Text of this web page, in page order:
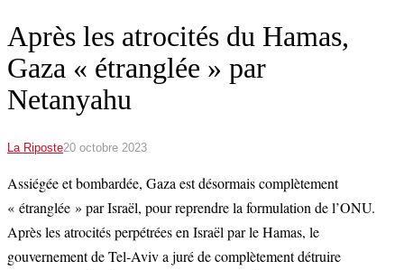
Après les atrocités du Hamas,
Gaza « étranglée » par
Netanyahu
La Riposte20 octobre 2023
Assiégée et bombardée, Gaza est désormais complètement
« étranglée » par Israël, pour reprendre la formulation de l’ONU.
Après les atrocités perpétrées en Israël par le Hamas, le
gouvernement de Tel-Aviv a juré de complètement détruire